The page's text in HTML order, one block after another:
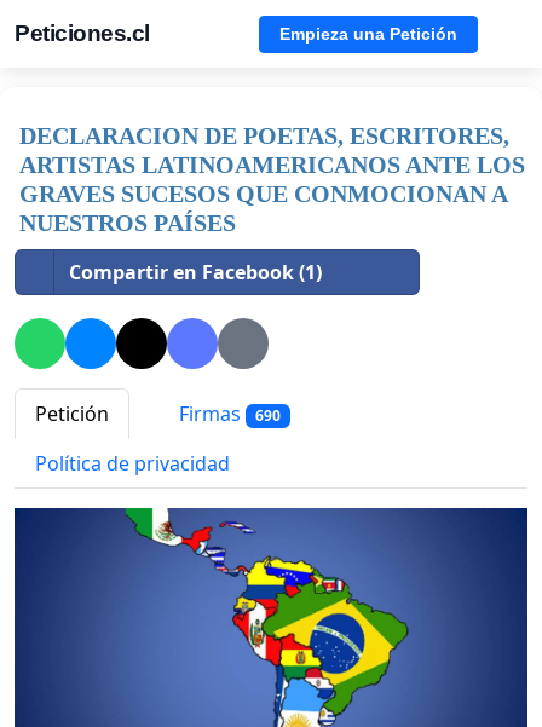
Peticiones.cl Empieza una Petición
DECLARACION DE POETAS, ESCRITORES,
ARTISTAS LATINOAMERICANOS ANTE LOS
GRAVES SUCESOS QUE CONMOCIONAN A
NUESTROS PAÍSES
Compartir en Facebook (1)
Petición Firmas 690
Política de privacidad